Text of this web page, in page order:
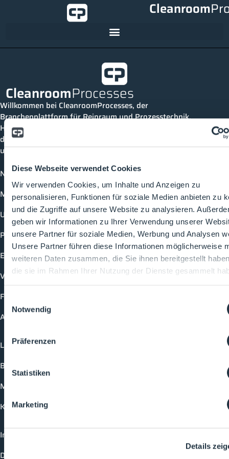
Diese Webseite verwendet Cookies
Wir verwenden Cookies, um Inhalte und Anzeigen zu
personalisieren, Funktionen für soziale Medien anbieten zu
und die Zugriffe auf unsere Website zu analysieren.
geben wir Informationen zu Ihrer Verwendung unserer
unsere Partner für soziale Medien, Werbung und Analysen
Unsere Partner führen diese Informationen möglicherweise
weiteren Daten zusammen, die Sie ihnen bereitgestellt
die sie im Rahmen Ihrer Nutzung der Dienste gesammelt
Einwilligungsauswahl
Notwendig
Präferenzen
Statistiken
Marketing
Details
Cleanroom
CleanroomProcesses
Willkommen bei CleanroomProcesses, der
Branchenplattform für Reinraum und Prozesstechnik.
Hier bleibst du immer auf dem neuesten Stand, kannst
dich mit anderen verknüpfen und alle relevanten Themen
und Events der Branche entdecken.
News
Mediathek
Unternehmen
Produkte
Events
Vorträge
Future-Faces
Academy
Login
Buchungsmöglichkeiten
Medienformate
Kontakt
Impressum
Datenschutzerklärung